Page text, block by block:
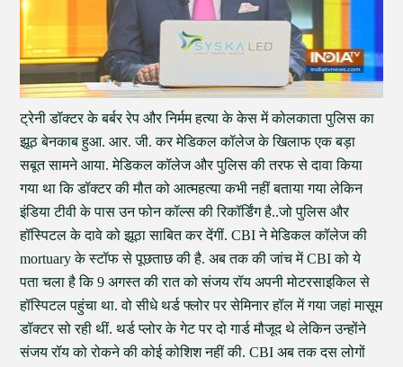
ट्रेनी डॉक्टर के बर्बर रेप और निर्मम हत्या के केस में कोलकाता पुलिस का
झूठ बेनकाब हुआ. आर. जी. कर मेडिकल कॉलेज के खिलाफ एक बड़ा
सबूत सामने आया. मेडिकल कॉलेज और पुलिस की तरफ से दावा किया
गया था कि डॉक्टर की मौत को आत्महत्या कभी नहीं बताया गया लेकिन
इंडिया टीवी के पास उन फोन कॉल्स की रिकॉर्डिंग है..जो पुलिस और
हॉस्पिटल के दावे को झूठा साबित कर देंगीं. CBI ने मेडिकल कॉलेज की
mortuary के स्टॉफ से पूछताछ की है. अब तक की जांच में CBI को ये
पता चला है कि 9 अगस्त की रात को संजय रॉय अपनी मोटरसाइकिल से
हॉस्पिटल पहुंचा था. वो सीधे थर्ड फ्लोर पर सेमिनार हॉल में गया जहां मासूम
डॉक्टर सो रही थीं. थर्ड प्लोर के गेट पर दो गार्ड मौजूद थे लेकिन उन्होंने
संजय रॉय को रोकने की कोई कोशिश नहीं की. CBI अब तक दस लोगों